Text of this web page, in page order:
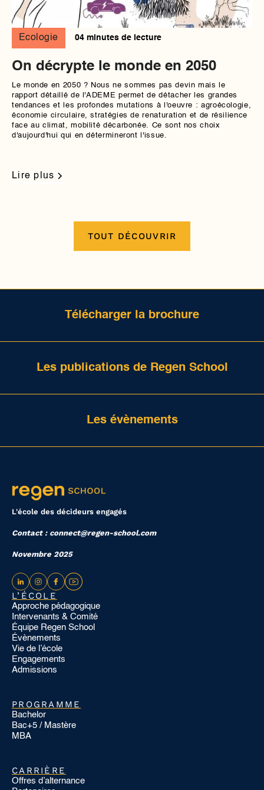
Ecologie 04 minutes de lecture
On décrypte le monde en 2050
Le monde en 2050 ? Nous ne sommes pas devin mais le
rapport détaillé de l'ADEME permet de détacher les grandes
tendances et les profondes mutations à l'oeuvre : agroécologie,
économie circulaire, stratégies de renaturation et de résilience
face au climat, mobilité décarbonée. Ce sont nos choix
d'aujourd'hui qui en détermineront l'issue.
Lire plus
TOUT DÉCOUVRIR
Télécharger la brochure
Les publications de Regen School
Les évènements
L'école des décideurs engagés
Contact : connect@regen-school.com
Novembre 2025
L’ÉCOLE
Approche pédagogique
Intervenants & Comité
Équipe Regen School
Évènements
Vie de l’école
Engagements
Admissions
PROGRAMME
Bachelor
Bac+5 / Mastère
MBA
CARRIÈRE
Offres d’alternance